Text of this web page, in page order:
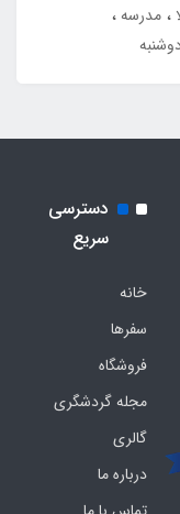
مدرسه
دسترسی
سریع
خانه
سفرها
فروشگاه
مجله گردشگری
گالری
درباره ما